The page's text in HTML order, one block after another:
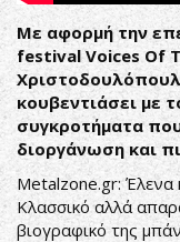
Με αφορμή την
festivalVoices Of
κουβεντιάσει με
συγκροτήματα
διοργάνωση και
Metalzone.gr: Έλενα
Κλασσικό αλλά
βιογραφικό της